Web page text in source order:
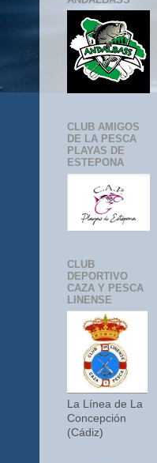
CLUB AMIGOS
DE LA PESCA
PLAYAS DE
ESTEPONA
CLUB
DEPORTIVO
CAZA Y PESCA
LINENSE
La Línea de La
Concepción
(Cádiz)